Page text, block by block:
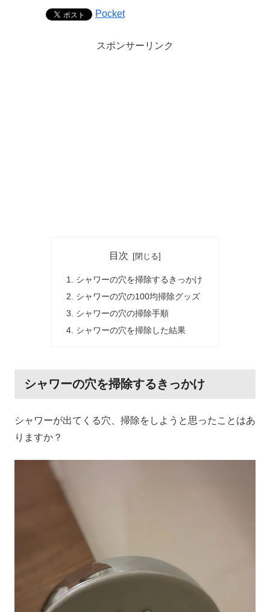
Pocket
スポンサーリンク
目次
シャワーの穴を掃除するきっかけ
シャワーの穴の100均掃除グッズ
シャワーの穴の掃除手順
シャワーの穴を掃除した結果
シャワーの穴を掃除するきっかけ
シャワーが出てくる穴、掃除をしようと思ったことはあ
りますか？